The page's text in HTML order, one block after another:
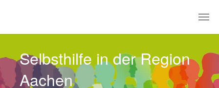
Selbsthilfe in der Region
Aachen